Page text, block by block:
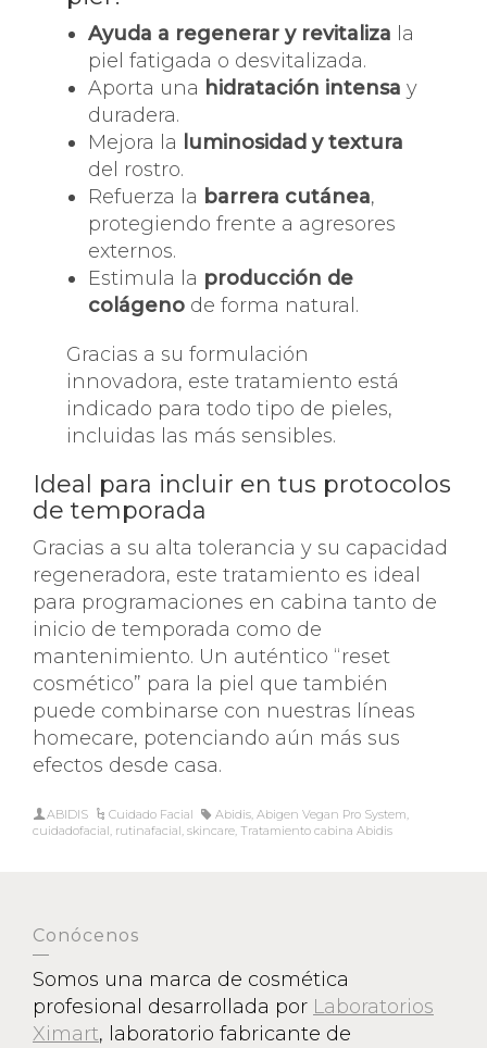
Ayuda a regenerar y revitaliza la
piel fatigada o desvitalizada.
Aporta una hidratación intensa y
duradera.
Mejora la
luminosidad y textura
del rostro.
Refuerza la barrera cutánea,
protegiendo frente a agresores
externos.
Estimula la producción de
colágeno de forma natural.
Gracias a su formulación
innovadora, este tratamiento está
indicado para todo tipo de pieles,
incluidas las más sensibles.
Ideal para incluir en tus protocolos
de temporada
Gracias a su alta tolerancia y su capacidad
regeneradora, este tratamiento es ideal
para programaciones en cabina tanto de
inicio de temporada como de
mantenimiento. Un auténtico “reset
cosmético” para la piel que también
puede combinarse con nuestras líneas
homecare, potenciando aún más sus
efectos desde casa.
ABIDIS Cuidado Facial Abidis, Abigen Vegan Pro System,
cuidadofacial, rutinafacial, skincare, Tratamiento cabina Abidis
Conócenos
Somos una marca de cosmética
profesional desarrollada por Laboratorios
Ximart, laboratorio fabricante de